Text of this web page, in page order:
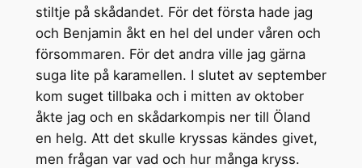
stiltje på skådandet. För det första hade jag
och Benjamin åkt en hel del under våren och
försommaren. För det andra ville jag gärna
suga lite på karamellen. I slutet av september
kom suget tillbaka och i mitten av oktober
åkte jag och en skådarkompis ner till Öland
en helg. Att det skulle kryssas kändes givet,
men frågan var vad och hur många kryss.